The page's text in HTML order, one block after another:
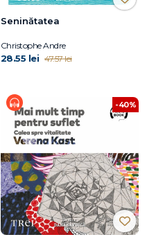
Seninătatea
Christophe Andre
28.55 lei 47.57 lei
-40%